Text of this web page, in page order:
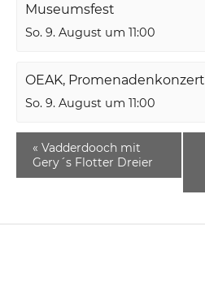
Museumsfest
So. 9. August um 11:00
OEAK, Promenadenkonzert
So. 9. August um 11:00
« Vadderdooch mit
Gery´s Flotter Dreier